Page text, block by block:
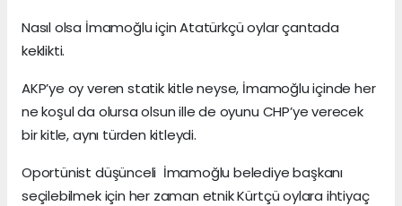
Nasıl olsa İmamoğlu için Atatürkçü oylar çantada
keklikti.
AKP’ye oy veren statik kitle neyse, İmamoğlu içinde her
ne koşul da olursa olsun ille de oyunu CHP’ye verecek
bir kitle, aynı türden kitleydi.
Oportünist düşünceli İmamoğlu belediye başkanı
seçilebilmek için her zaman etnik Kürtçü oylara ihtiyaç